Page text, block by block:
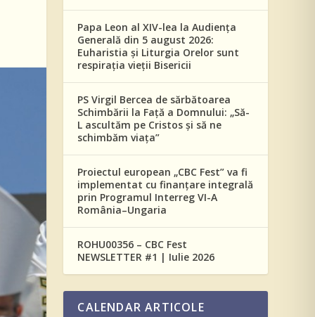
Papa Leon al XIV-lea la Audiența
Generală din 5 august 2026:
Euharistia și Liturgia Orelor sunt
respirația vieții Bisericii
PS Virgil Bercea de sărbătoarea
Schimbării la Față a Domnului: „Să-
L ascultăm pe Cristos și să ne
schimbăm viața”
Proiectul european „CBC Fest” va fi
implementat cu finanțare integrală
prin Programul Interreg VI-A
România–Ungaria
ROHU00356 – CBC Fest
NEWSLETTER #1 | Iulie 2026
CALENDAR ARTICOLE